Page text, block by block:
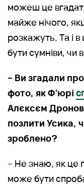
можеш це
майже нічого,
розкажуть. Та і
бути сумніви, чи
– Ви згадали
фото, як Ф’юрі
Алєксєм
позлити Усика,
зроблено?
– Не знаю, як це
може бути